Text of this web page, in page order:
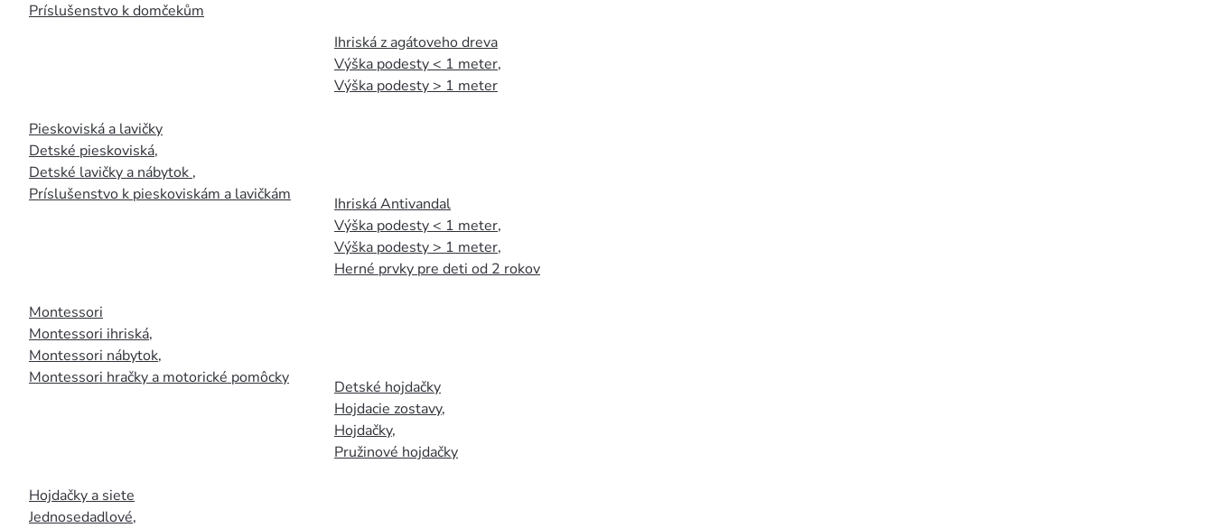
Príslušenstvo k domčekům
Pieskoviská a lavičky
Detské pieskoviská,
Detské lavičky a nábytok ,
Príslušenstvo k pieskoviskám a lavičkám
Montessori
Montessori ihriská,
Montessori nábytok,
Montessori hračky a motorické pomôcky
Hojdačky a siete
Jednosedadlové,
Ihriská z agátoveho dreva
Výška podesty < 1 meter,
Výška podesty > 1 meter
Ihriská Antivandal
Výška podesty < 1 meter,
Výška podesty > 1 meter,
Herné prvky pre deti od 2 rokov
Detské hojdačky
Hojdacie zostavy,
Hojdačky,
Pružinové hojdačky